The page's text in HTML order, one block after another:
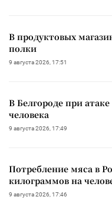
В продуктовых
полки
9 августа 2026, 17:51
В Белгороде при
человека
9 августа 2026, 17:49
Потребление мяса в
килограммов на
9 августа 2026, 17:46